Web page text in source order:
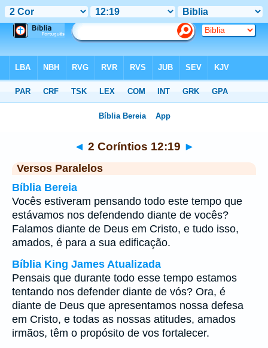
◄ 2 Coríntios 12:19 ►
Versos Paralelos
Bíblia Bereia
Vocês estiveram pensando todo este tempo que
estávamos nos defendendo diante de vocês?
Falamos diante de Deus em Cristo, e tudo isso,
amados, é para a sua edificação.
Bíblia King James Atualizada
Pensais que durante todo esse tempo estamos
tentando nos defender diante de vós? Ora, é
diante de Deus que apresentamos nossa defesa
em Cristo, e todas as nossas atitudes, amados
irmãos, têm o propósito de vos fortalecer.